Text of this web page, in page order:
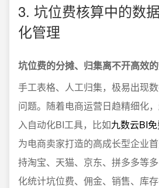
3. 坑位费核算中的数
化管理
坑位费的分摊、归集离不开高效的
手工表格、人工归集，极易出现
问题。随着电商运营日趋精细化
入自动化BI工具，比如九数云BI
为电商卖家打造的高成长型企业
持淘宝、天猫、京东、拼多多等
化统计坑位费、佣金、销售、库存